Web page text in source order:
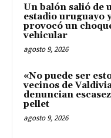
Un balón salió de
estadio uruguayo
provocó un
vehicular
agosto 9, 2026
«No puede ser
vecinos de
denuncian
pellet
agosto 9, 2026